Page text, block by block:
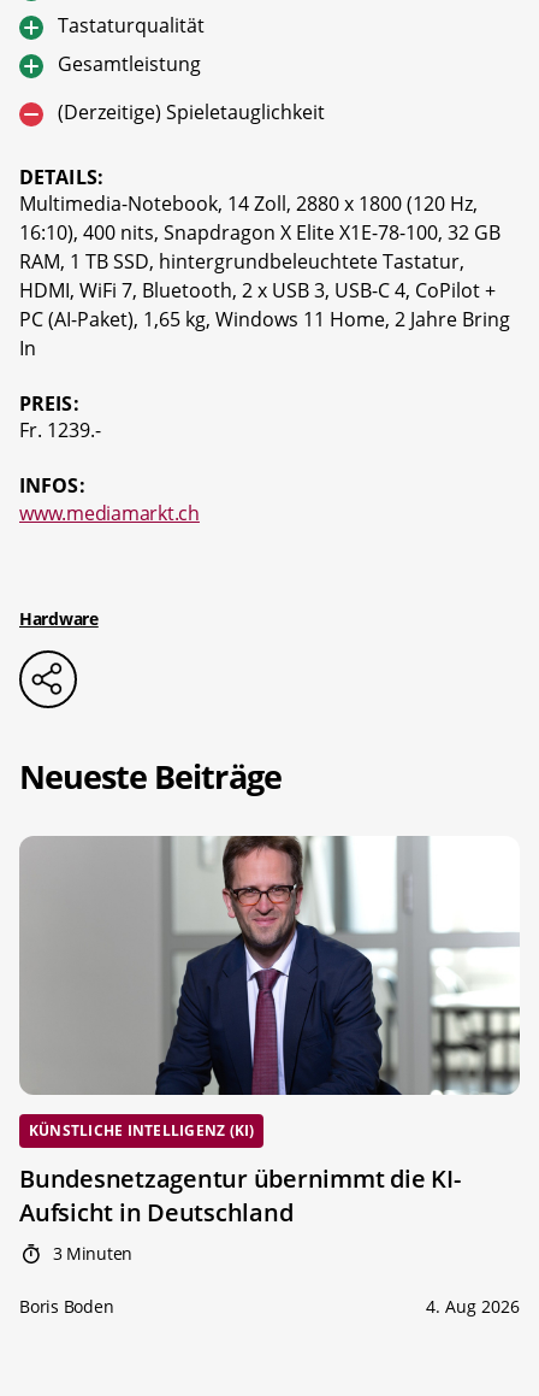
Tastaturqualität
Gesamtleistung
(Derzeitige) Spieletauglichkeit
DETAILS:
Multimedia-Notebook, 14 Zoll, 2880 x 1800 (120 Hz,
16:10), 400 nits, Snapdragon X Elite X1E-78-100, 32 GB
RAM, 1 TB SSD, hintergrundbeleuchtete Tastatur,
HDMI, WiFi 7, Bluetooth, 2 x USB 3, USB-C 4, CoPilot +
PC (AI-Paket), 1,65 kg, Windows 11 Home, 2 Jahre Bring
In
PREIS:
Fr. 1239.-
INFOS:
www.mediamarkt.ch
Hardware
Neueste Beiträge
KÜNSTLICHE INTELLIGENZ (KI)
Bundesnetzagentur übernimmt die KI-
Aufsicht in Deutschland
3 Minuten
Boris Boden 4. Aug 2026